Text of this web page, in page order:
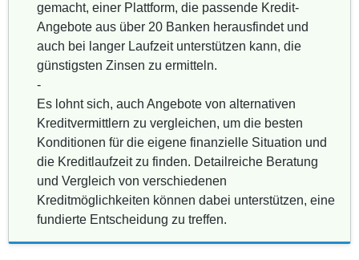
gemacht, einer Plattform, die passende Kredit-
Angebote aus über 20 Banken herausfindet und
auch bei langer Laufzeit unterstützen kann, die
günstigsten Zinsen zu ermitteln.
-
Es lohnt sich, auch Angebote von alternativen
Kreditvermittlern zu vergleichen, um die besten
Konditionen für die eigene finanzielle Situation und
die Kreditlaufzeit zu finden. Detailreiche Beratung
und Vergleich von verschiedenen
Kreditmöglichkeiten können dabei unterstützen, eine
fundierte Entscheidung zu treffen.